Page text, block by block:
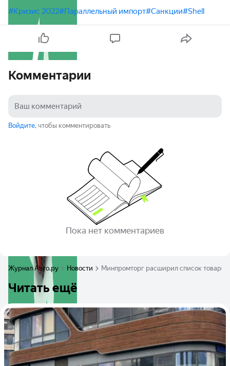
#Кризис 2022#Параллельный импорт#Санкции#Shell
Комментарии
Войдите, чтобы комментировать
Пока нет комментариев
Журнал Авто.ру Новости Минпромторг расширил список
Читать ещё